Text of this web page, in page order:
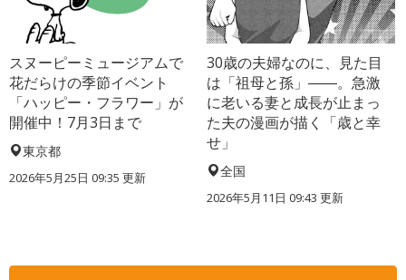
スヌーピーミュージアムで
花だらけの季節イベント
「ハッピー・フラワー」が
開催中！7月3日まで
東京都
2026年5月25日 09:35 更新
30歳の夫婦なのに、見た目
は「祖母と孫」――。急激
に老いる妻と成長が止まっ
た夫の漫画が描く「歳と幸
せ」
全国
2026年5月11日 09:43 更新